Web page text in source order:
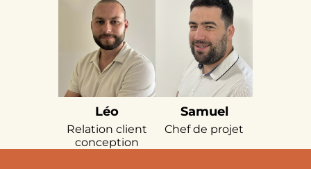
Léo
Relation client
conception
Samuel
Chef de projet